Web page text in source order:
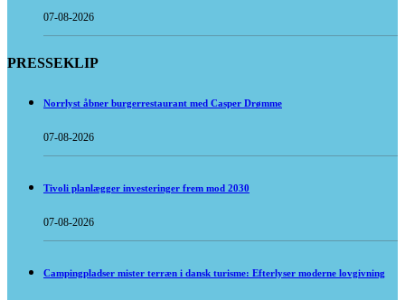
07-08-2026
PRESSEKLIP
Norrlyst åbner burgerrestaurant med Casper Drømme
07-08-2026
Tivoli planlægger investeringer frem mod 2030
07-08-2026
Campingpladser mister terræn i dansk turisme: Efterlyser moderne lovgivning